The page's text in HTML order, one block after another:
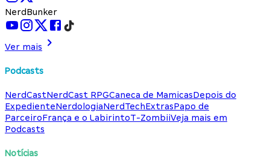
NerdBunker
Ver mais
Podcasts
NerdCastNerdCast RPGCaneca de MamicasDepois do
ExpedienteNerdologiaNerdTechExtrasPapo de
ParceiroFrança e o LabirintoT-ZombiiVeja mais em
Podcasts
Notícias